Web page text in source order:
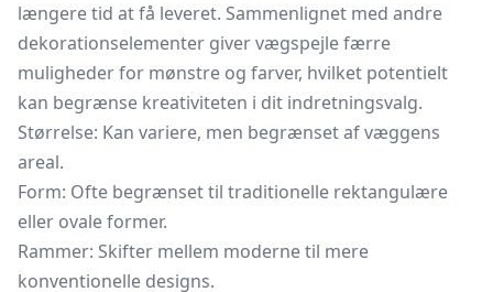
længere tid at få leveret. Sammenlignet med andre
dekorationselementer giver vægspejle færre
muligheder for mønstre og farver, hvilket potentielt
kan begrænse kreativiteten i dit indretningsvalg.
Størrelse: Kan variere, men begrænset af væggens
areal.
Form: Ofte begrænset til traditionelle rektangulære
eller ovale former.
Rammer: Skifter mellem moderne til mere
konventionelle designs.